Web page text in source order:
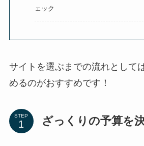
ェック
サイトを選ぶまでの流れとして
めるのがおすすめです！
STEP ざっくりの予算を